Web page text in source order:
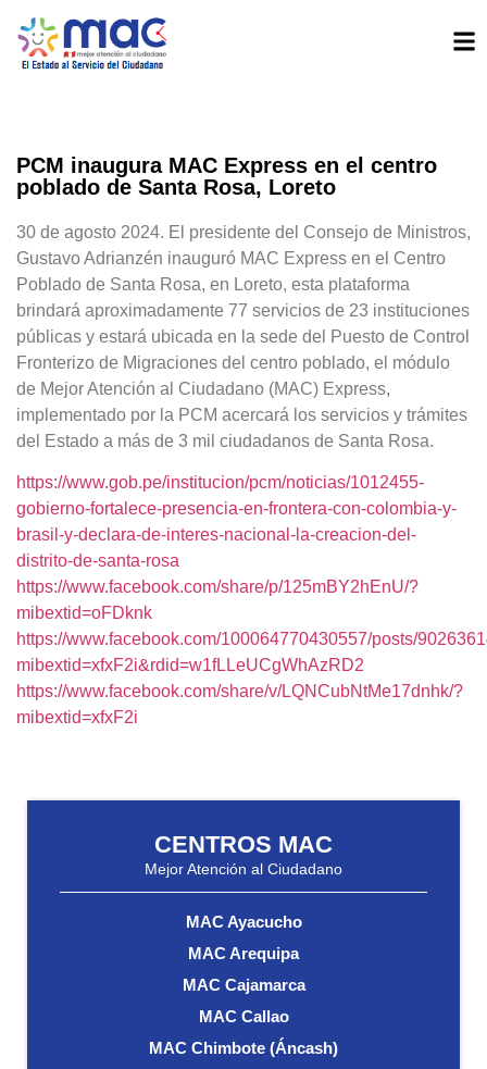
PCM inaugura MAC Express en el centro
poblado de Santa Rosa, Loreto
30 de agosto 2024. El presidente del Consejo de Ministros,
Gustavo Adrianzén inauguró MAC Express en el Centro
Poblado de Santa Rosa, en Loreto, esta plataforma
brindará aproximadamente 77 servicios de 23 instituciones
públicas y estará ubicada en la sede del Puesto de Control
Fronterizo de Migraciones del centro poblado, el módulo
de Mejor Atención al Ciudadano (MAC) Express,
implementado por la PCM acercará los servicios y trámites
del Estado a más de 3 mil ciudadanos de Santa Rosa.
https://www.gob.pe/institucion/pcm/noticias/1012455-
gobierno-fortalece-presencia-en-frontera-con-colombia-y-
brasil-y-declara-de-interes-nacional-la-creacion-del-
distrito-de-santa-rosa
https://www.facebook.com/share/p/125mBY2hEnU/?
mibextid=oFDknk
https://www.facebook.com/100064770430557/posts/
mibextid=xfxF2i&rdid=w1fLLeUCgWhAzRD2
https://www.facebook.com/share/v/LQNCubNtMe17dnhk/?
mibextid=xfxF2i
CENTROS MAC
Mejor Atención al Ciudadano
MAC Ayacucho
MAC Arequipa
MAC Cajamarca
MAC Callao
MAC Chimbote (Áncash)